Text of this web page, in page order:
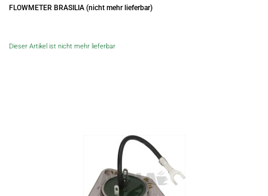
FLOWMETER BRASILIA (nicht mehr lieferbar)
Dieser Artikel ist nicht mehr lieferbar